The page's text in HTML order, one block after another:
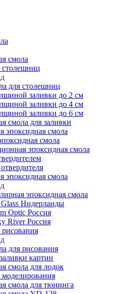
смола
для столешниц
заливки до 2 см
заливки до 4 см
заливки до 6 см
смола для заливки
эпоксидная смола
смола
эпоксидная смола
эпоксидная смола
эпоксидная смола
Нидерланды
Optic Россия
River Россия
для рисования
картин
смола для лодок
смола для тюнинга